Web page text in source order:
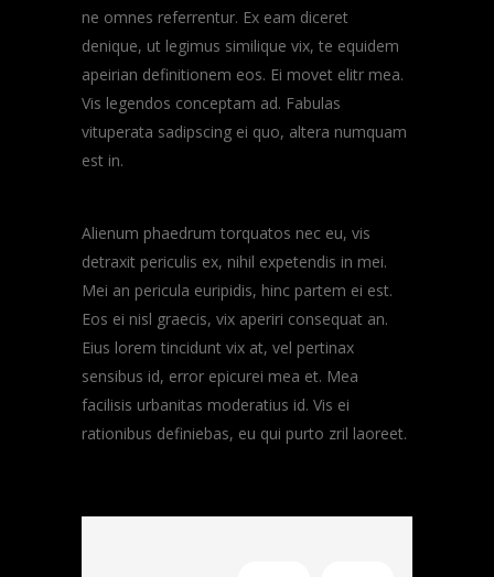
ne omnes referrentur. Ex eam diceret
denique, ut legimus similique vix, te equidem
apeirian definitionem eos. Ei movet elitr mea.
Vis legendos conceptam ad. Fabulas
vituperata sadipscing ei quo, altera numquam
est in.
Alienum phaedrum torquatos nec eu, vis
detraxit periculis ex, nihil expetendis in mei.
Mei an pericula euripidis, hinc partem ei est.
Eos ei nisl graecis, vix aperiri consequat an.
Eius lorem tincidunt vix at, vel pertinax
sensibus id, error epicurei mea et. Mea
facilisis urbanitas moderatius id. Vis ei
rationibus definiebas, eu qui purto zril laoreet.